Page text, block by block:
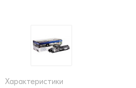
Характеристики